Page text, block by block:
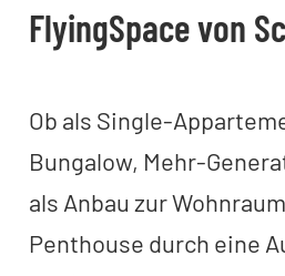
FlyingSpace von
Ob als Single-
Bungalow, Mehr-
als Anbau zur
Penthouse durch eine